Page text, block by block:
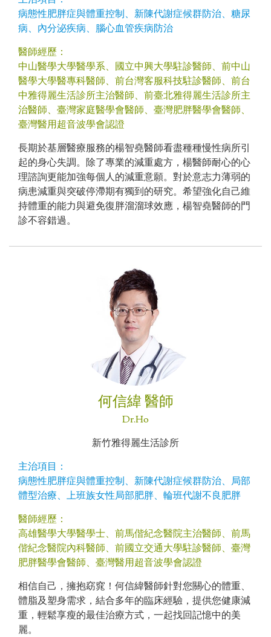
病態性肥胖症與體重控制、新陳代謝症候群防治、糖尿
病、內分泌疾病、腦心血管疾病防治
醫師經歷：
中山醫學大學醫學系、國立中興大學駐診醫師、前中山
醫學大學醫專科醫師、前台灣客服科技駐診醫師、前台
中雅得麗生活診所主治醫師、前臺北雅得麗生活診所主
治醫師、臺灣家庭醫學會醫師、臺灣肥胖醫學會醫師、
臺灣醫用超音波學會認證
長期於基層醫療服務的楊智堯醫師看盡種種慢性病所引
起的身心失調。除了專業的減重處方，楊醫師耐心的心
理諮詢更能加強每個人的減重意願。對於意志力薄弱的
病患減重與突破停滯期有獨到的研究。希望強化自己維
持體重的能力與避免復胖溜溜球效應，楊智堯醫師的門
診不容錯過。
何信緯 醫師
Dr.Ho
新竹雅得麗生活診所
主治項目：
病態性肥胖症與體重控制、新陳代謝症候群防治、局部
體型治療、上班族女性局部肥胖、輪班代謝不良肥胖
醫師經歷：
高雄醫學大學醫學士、前馬偕紀念醫院主治醫師、前馬
偕紀念醫院內科醫師、前國立交通大學駐診醫師、臺灣
肥胖醫學會醫師、臺灣醫用超音波學會認證
相信自己，擁抱窈窕！何信緯醫師針對您關心的體重、
體脂及塑身需求，結合多年的臨床經驗，提供您健康減
重，輕鬆享瘦的最佳治療方式，一起找回記憶中的美
麗。